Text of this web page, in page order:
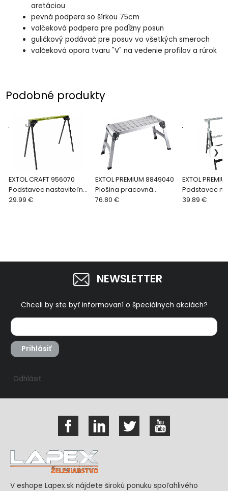
aretáciou
pevná podpera so šírkou 75cm
valčeková podpera pre podĺžny posun
guličkový podávač pre posuv vo všetkých smeroch
valčeková opora tvaru "V" na vedenie profilov a rúrok
Podobné produkty
EXTOL CRAFT 956070
Podstavec nastaviteľný
skladací 450kg šírka
.
29.99 €
EXTOL PREMIUM 8849040
Plošina pracovná
hliníková, nosnosť 150kg
76.80 €
EXTOL
Podstavec
skladací
.
39.89 €
NEWSLETTER
Chceli by ste byť informovaní o špeciálnych akciách?
Prihlásiť
Odhlásiť
V eshope Lapex.sk nájdete širokú ponuku spoľahlivého